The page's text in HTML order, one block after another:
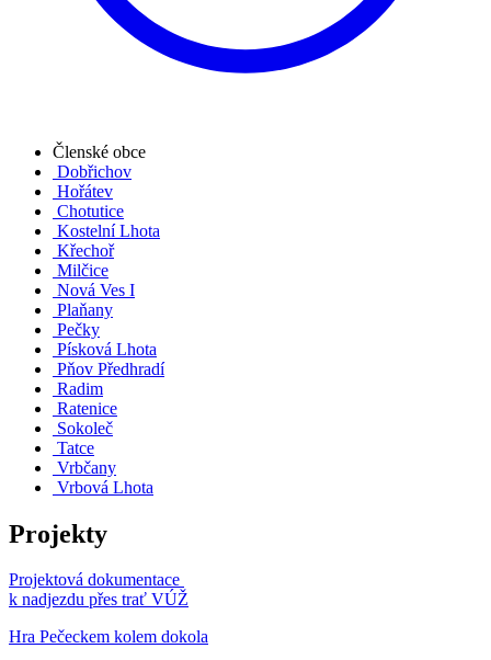
Členské obce
Dobřichov
Hořátev
Chotutice
Kostelní Lhota
Křechoř
Milčice
Nová Ves I
Plaňany
Pečky
Písková Lhota
Pňov Předhradí
Radim
Ratenice
Sokoleč
Tatce
Vrbčany
Vrbová Lhota
Projekty
Projektová dokumentace
k nadjezdu přes trať VÚŽ
Hra Pečeckem kolem dokola